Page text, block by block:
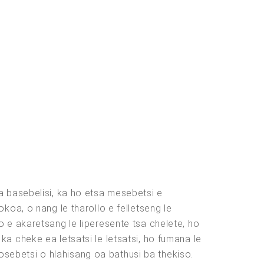
basebelisi, ka ho etsa mesebetsi e
o nang le tharollo e felletseng le
akaretsang le liperesente tsa chelete, ho
cheke ea letsatsi le letsatsi, ho fumana le
o hlahisang oa bathusi ba thekiso.